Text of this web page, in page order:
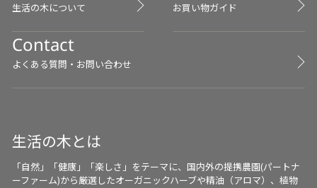
生活の木について お買い物ガイド
Contact
よくある質問・お問い合わせ
生活の木とは
「自然」「健康」「楽しさ」をテーマに、国内外の提携農園(パートナ
ーファーム)から厳選したオーガニックハーブや精油（アロマ）、植物